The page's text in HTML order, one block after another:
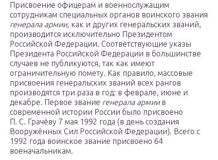
Присвоение офицерам и военнослужащим
сотрудникам специальных органов воинского звания
генерала армии, как и других генеральских званий,
производится исключительно Президентом
Российской Федерации. Соответствующие указы
Президента Российской Федерации в большинстве
случаев не публикуются, так как имеют
ограничительную помету. Как правило, массовые
присвоения генеральских званий всех рангов
производятся три раза в год: в феврале, июне и
декабре. Первое звание генерала армиив
современной истории России было присвоено
П. С. Грачёву 7 мая 1992 года (в день создания
Вооружённых Сил Российской Федерации). Всего с
1992 года воинское звание присвоено 64
военачальникам.